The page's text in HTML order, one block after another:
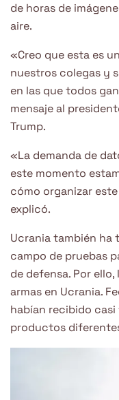
de horas de
aire.
«Creo que esta es
nuestros colegas y
en las que todos
mensaje al
Trump.
«La demanda de
este momento
cómo organizar
explicó.
Ucrania también ha
campo de pruebas
de defensa. Por
armas en Ucrania.
habían recibido
productos